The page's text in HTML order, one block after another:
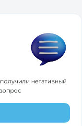
негативный